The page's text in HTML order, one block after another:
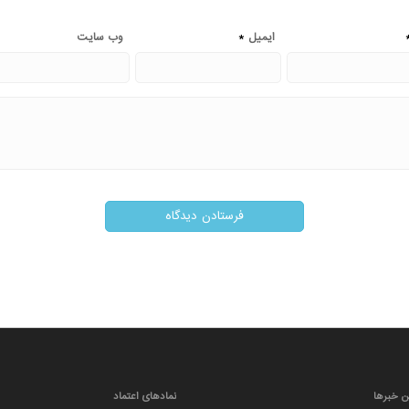
ایمیل * وب‌ سایت
خبرها نمادهای اعتماد